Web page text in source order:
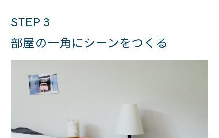
STEP 3
部屋の一角にシーンをつくる